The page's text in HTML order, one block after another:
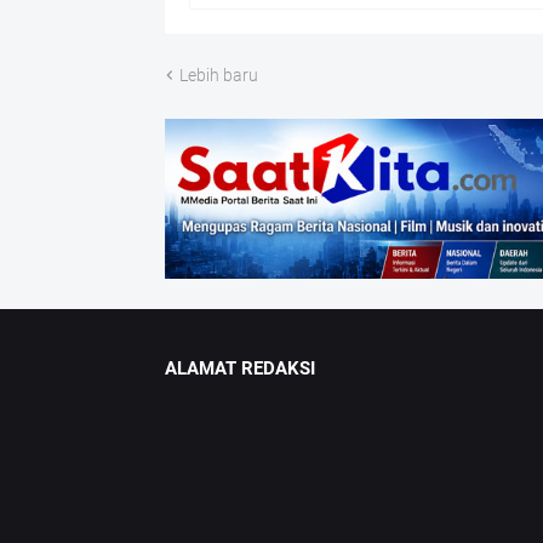
Lebih baru
ALAMAT REDAKSI